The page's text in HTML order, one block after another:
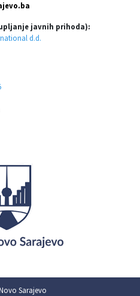
javnih prihoda):
d.d.
Sarajevo